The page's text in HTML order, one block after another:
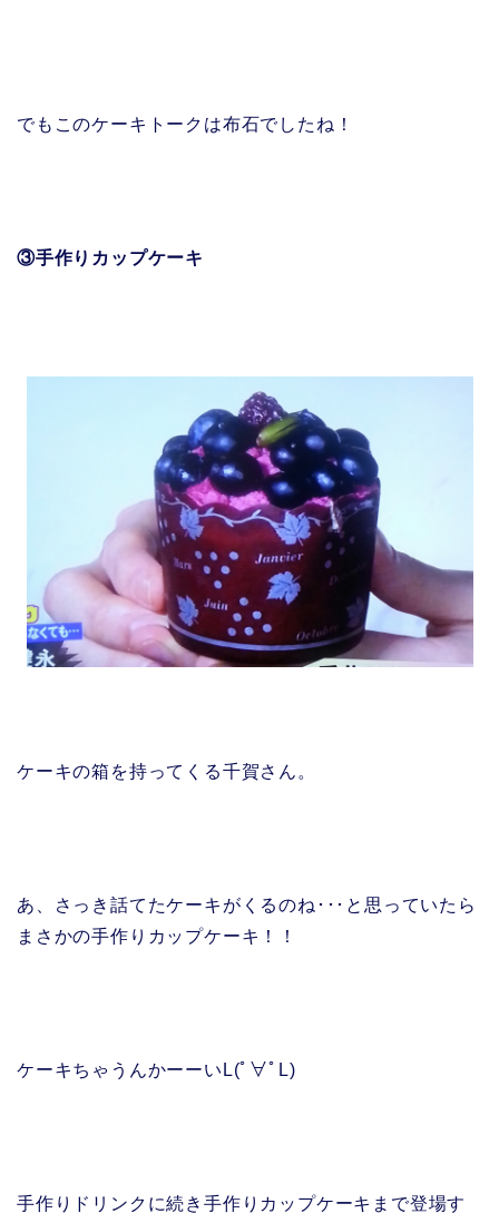
でもこのケーキトークは布石でしたね！
③手作りカップケーキ
ケーキの箱を持ってくる千賀さん。
あ、さっき話てたケーキがくるのね･･･と思っていたら
まさかの手作りカップケーキ！！
ケーキちゃうんかーーいL(ﾟ∀ﾟL)
手作りドリンクに続き手作りカップケーキまで登場す